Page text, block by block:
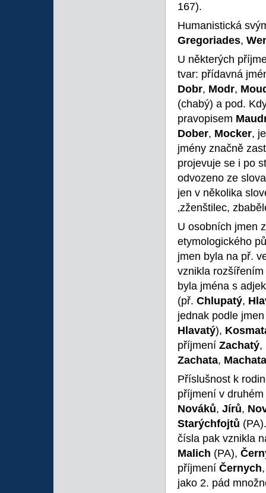
167).
Humanistická
Gregoriades,
U některých
tvar: přídavná
Dobr, Modr,
(chabý) a pod.
pravopisem
Dober, Mocker,
jmény značně
projevuje se i po
odvozeno ze
jen v několika
‚zženštilec,
U osobních jmen
etymologického
jmen byla na př.
vznikla
byla jména s
(př. Chlupatý,
jednak podle
Hlavatý),
příjmení Zachatý,
Zachata, Machata
Příslušnost k
příjmení v
Nováků, Jírů,
Starýchfojtů
čísla pak vznikla
Malich (PA),
příjmení Černych
jako 2. pád